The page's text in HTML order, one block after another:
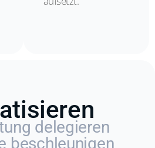
delegieren
beschleunigen